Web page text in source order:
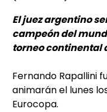
El juez argentino
campeón del
torneo continental
Fernando Rapallini
animarán el lunes
Eurocopa.